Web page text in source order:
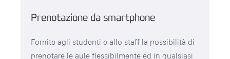
Prenotazione da smartphone
Fornite agli studenti e allo staff la possibilità di
prenotare le aule flessibilmente ed in qualsiasi